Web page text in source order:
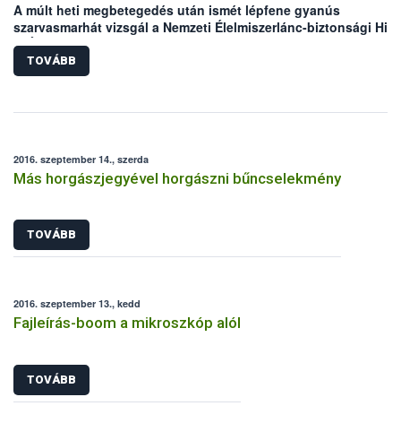
A múlt heti megbetegedés után ismét lépfene gyanús
szarvasmarhát vizsgál a Nemzeti Élelmiszerlánc-biztonsági
(NÉBIH) laboratóriuma. Mindkét eset Békés megyei, legelőn
szarvasmarha állományokat érint. Bár az elmúlt években
állategészségügyi intézkedéseknek köszönhetően
azonban a hazai kérődző állomány védelme érdekében
TOVÁBB
2016. szeptember 14., szerda
Más horgászjegyével horgászni bűncselekmény
TOVÁBB
2016. szeptember 13., kedd
Fajleírás-boom a mikroszkóp alól
TOVÁBB